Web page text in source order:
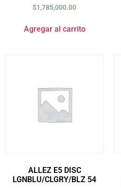
$1,785,000.00
Agregar al carrito
ALLEZ E5 DISC
LGNBLU/CLGRY/BLZ 54